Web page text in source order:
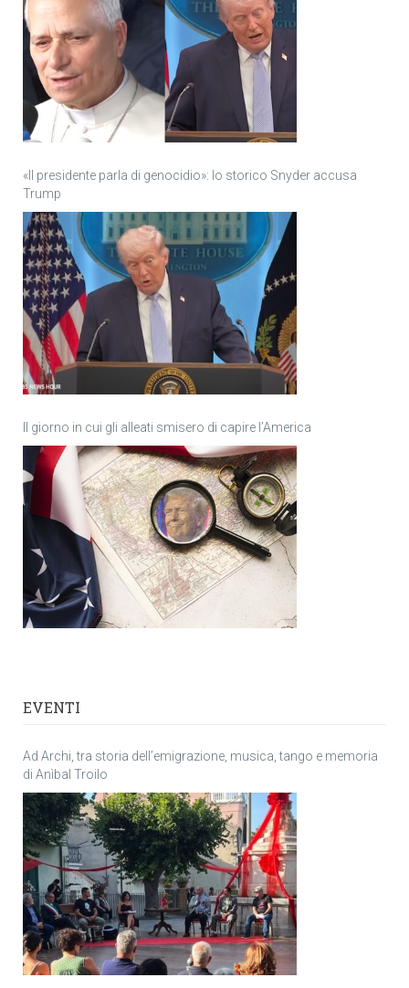
«Il presidente parla di genocidio»: lo storico Snyder accusa
Trump
Il giorno in cui gli alleati smisero di capire l’America
EVENTI
Ad Archi, tra storia dell’emigrazione, musica, tango e memoria
di Anìbal Troilo